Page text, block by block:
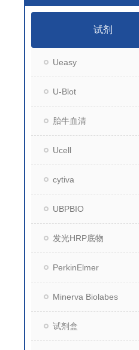
试剂
Ueasy
U-Blot
胎牛血清
Ucell
cytiva
UBPBIO
发光HRP底物
PerkinElmer
Minerva Biolabes
试剂盒